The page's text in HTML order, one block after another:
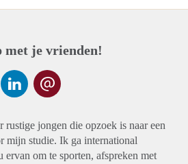
met je vrienden!
rustige jongen die opzoek is naar een
mijn studie. Ik ga international
ervan om te sporten, afspreken met